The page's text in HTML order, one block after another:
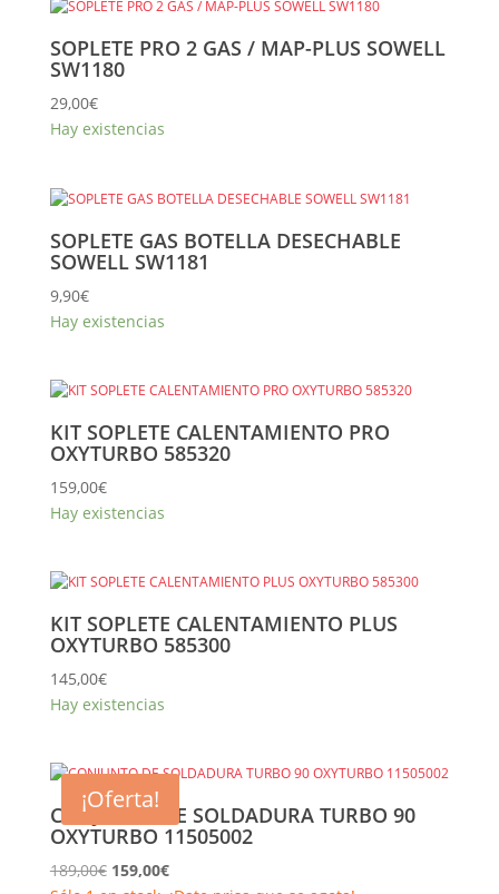
SOPLETE PRO 2 GAS / MAP-PLUS SOWELL
SW1180
29,00€
Hay existencias
SOPLETE GAS BOTELLA DESECHABLE
SOWELL SW1181
9,90€
Hay existencias
KIT SOPLETE CALENTAMIENTO PRO
OXYTURBO 585320
159,00€
Hay existencias
KIT SOPLETE CALENTAMIENTO PLUS
OXYTURBO 585300
145,00€
Hay existencias
¡Oferta!
CONJUNTO DE SOLDADURA TURBO 90
OXYTURBO 11505002
189,00€ El
159,00€El